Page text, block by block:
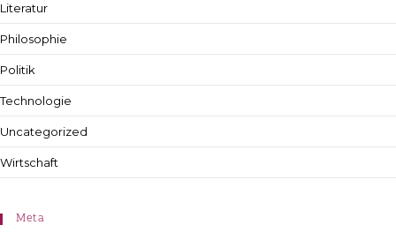
Literatur
Philosophie
Politik
Technologie
Uncategorized
Wirtschaft
Meta